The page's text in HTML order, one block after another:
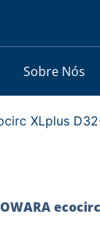
Sobre Nós
XLplus